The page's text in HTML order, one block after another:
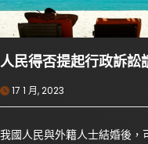
人民得否提起行政訴訟
17 1 月, 2023
我國人民與外籍人士結婚後